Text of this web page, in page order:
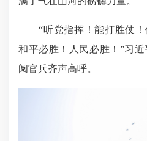
“听党指挥！能打胜仗！
和平必胜！人民必胜！”习
阅官兵齐声高呼。